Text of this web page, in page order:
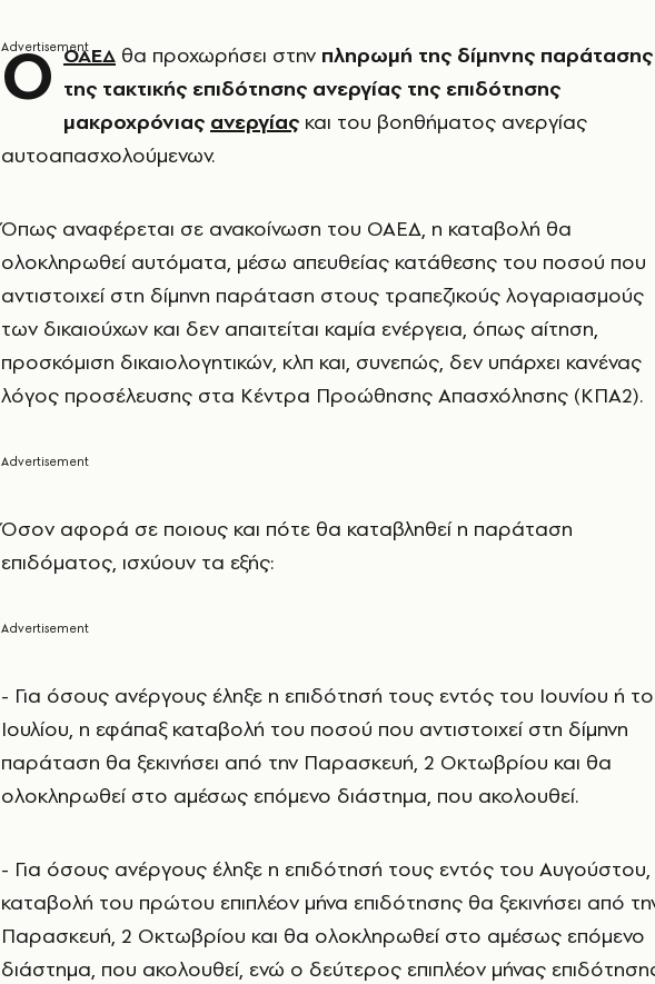
Ο ΟΑΕΔ θα προχωρήσει στην πληρωμή της δίμηνης παράτασης
της τακτικής επιδότησης ανεργίας της επιδότησης
μακροχρόνιας ανεργίας και του βοηθήματος ανεργίας
αυτοαπασχολούμενων.
Όπως αναφέρεται σε ανακοίνωση του ΟΑΕΔ, η καταβολή θα
ολοκληρωθεί αυτόματα, μέσω απευθείας κατάθεσης του ποσού που
αντιστοιχεί στη δίμηνη παράταση στους τραπεζικούς λογαριασμούς
των δικαιούχων και δεν απαιτείται καμία ενέργεια, όπως αίτηση,
προσκόμιση δικαιολογητικών, κλπ και, συνεπώς, δεν υπάρχει κανένας
λόγος προσέλευσης στα Κέντρα Προώθησης Απασχόλησης (ΚΠΑ2).
Όσον αφορά σε ποιους και πότε θα καταβληθεί η παράταση
επιδόματος, ισχύουν τα εξής:
- Για όσους ανέργους έληξε η επιδότησή τους εντός του Ιουνίου ή
Ιουλίου, η εφάπαξ καταβολή του ποσού που αντιστοιχεί στη δίμηνη
παράταση θα ξεκινήσει από την Παρασκευή, 2 Οκτωβρίου και θα
ολοκληρωθεί στο αμέσως επόμενο διάστημα, που ακολουθεί.
- Για όσους ανέργους έληξε η επιδότησή τους εντός του
καταβολή του πρώτου επιπλέον μήνα επιδότησης θα ξεκινήσει από
Παρασκευή, 2 Οκτωβρίου και θα ολοκληρωθεί στο αμέσως επόμενο
διάστημα, που ακολουθεί, ενώ ο δεύτερος επιπλέον μήνας